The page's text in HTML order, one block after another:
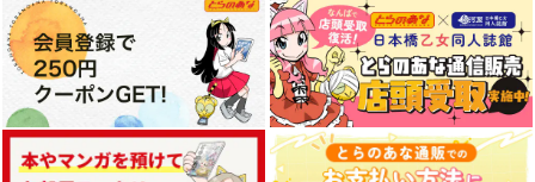
サンプル
作品詳細
サンプル
作品詳細
サンプル
作品詳細